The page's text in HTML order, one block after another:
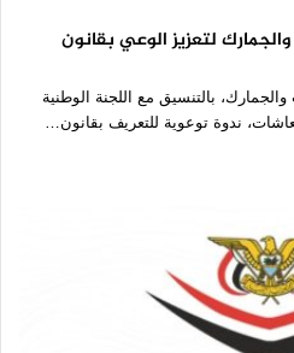
لتعزيز الوعي بقانون
بالتنسيق مع اللجنة الوطنية
ندوة توعوية للتعريف بقانون…